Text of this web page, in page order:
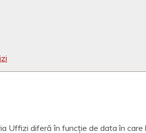
Uffizi diferă în funcție de data în